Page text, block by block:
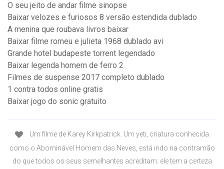
O seu jeito de andar filme sinopse
Baixar velozes e furiosos 8 versão estendida dublado
A menina que roubava livros baixar
Baixar filme romeu e julieta 1968 dublado avi
Grande hotel budapeste torrent legendado
Baixar legenda homem de ferro 2
Filmes de suspense 2017 completo dublado
1 contra todos online gratis
Baixar jogo do sonic gratuito
Um filme de Karey Kirkpatrick. Um yeti, criatura conhecida
como o Abominável Homem das Neves, está indo na contramão
do que todos os seus semelhantes acreditam: ele tem a certeza